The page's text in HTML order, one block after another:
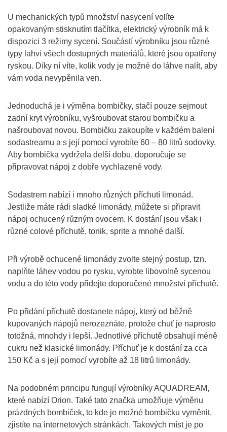
U mechanických typů množství nasycení volíte
opakovaným stisknutím tlačítka, elektrický výrobník má k
dispozici 3 režimy sycení. Součástí výrobníku jsou různé
typy lahví všech dostupných materiálů, které jsou opatřeny
ryskou. Díky ní víte, kolik vody je možné do láhve nalít, aby
vám voda nevypěnila ven.
Jednoduchá je i výměna bombičky, stačí pouze sejmout
zadní kryt výrobníku, vyšroubovat starou bombičku a
našroubovat novou. Bombičku zakoupíte v každém balení
sodastreamu a s její pomocí vyrobíte 60 – 80 litrů sodovky.
Aby bombička vydržela delší dobu, doporučuje se
připravovat nápoj z dobře vychlazené vody.
Sodastrem nabízí i mnoho různých příchutí limonád.
Jestliže máte rádi sladké limonády, můžete si připravit
nápoj ochucený různým ovocem. K dostání jsou však i
různé colové příchutě, tonik, sprite a mnohé další.
Při výrobě ochucené limonády zvolte stejný postup, tzn.
naplňte láhev vodou po rysku, vyrobte libovolně sycenou
vodu a do této vody přidejte doporučené množství příchutě.
Po přidání příchutě dostanete nápoj, který od běžně
kupovaných nápojů nerozeznáte, protože chuť je naprosto
totožná, mnohdy i lepší. Jednotlivé příchutě obsahují méně
cukru než klasické limonády. Příchuť je k dostání za cca
150 Kč a s její pomocí vyrobíte až 18 litrů limonády.
Na podobném principu fungují výrobníky AQUADREAM,
které nabízí Orion. Také tato značka umožňuje výměnu
prázdných bombiček, to kde je možné bombičku vyměnit,
zjistíte na internetových stránkách. Takových míst je po